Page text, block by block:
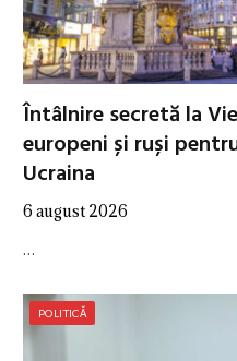
Întâlnire secretă la
europeni și ruși
Ucraina
6 august 2026
…
POLITICĂ